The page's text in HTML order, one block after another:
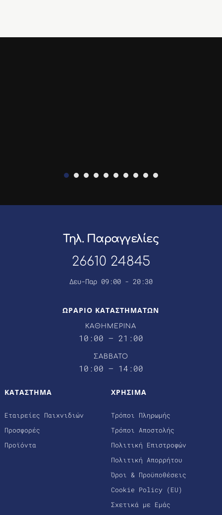
Τηλ. Παραγγελίες
26610 24845
Δευ-Παρ 09:00 - 20:30
ΩΡΑΡΙΟ ΚΑΤΑΣΤΗΜΑΤΩΝ
ΚΑΘΗΜΕΡΙΝΑ
10:00 – 21:00
ΣΑΒΒΑΤΟ
10:00 – 14:00
ΚΑΤΑΣΤΗΜΑ
Εταιρείες Παιχνιδιών
Προσφορές
Προϊόντα
ΧΡΗΣΙΜΑ
Τρόποι Πληρωμής
Τρόποι Αποστολής
Πολιτική Επιστροφών
Πολιτική Απορρήτου
Όροι & Προϋποθέσεις
Cookie Policy (EU)
Σχετικά με Εμάς